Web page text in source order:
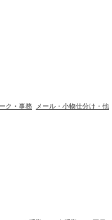
ク・事務 メール・小物仕分け・他